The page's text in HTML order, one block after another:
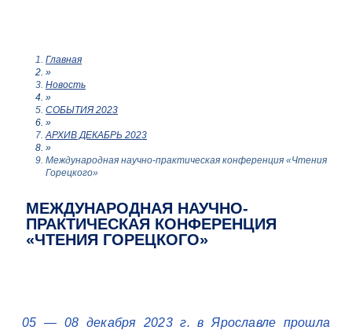
Главная
»
Новость
»
СОБЫТИЯ 2023
»
АРХИВ ДЕКАБРЬ 2023
»
Международная научно-практическая конференция «Чтения
Горецкого»
МЕЖДУНАРОДНАЯ НАУЧНО-
ПРАКТИЧЕСКАЯ КОНФЕРЕНЦИЯ
«ЧТЕНИЯ ГОРЕЦКОГО»
05 — 08 декабря 2023 г. в Ярославле прошла